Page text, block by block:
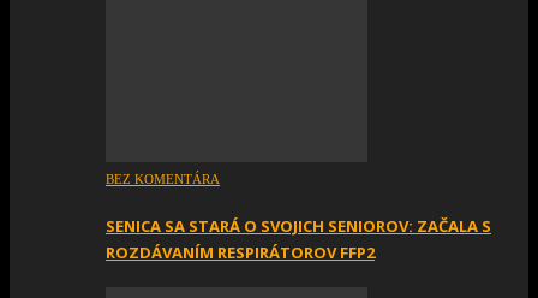
BEZ KOMENTÁRA
SENICA SA STARÁ O SVOJICH SENIOROV: ZAČALA S
ROZDÁVANÍM RESPIRÁTOROV FFP2